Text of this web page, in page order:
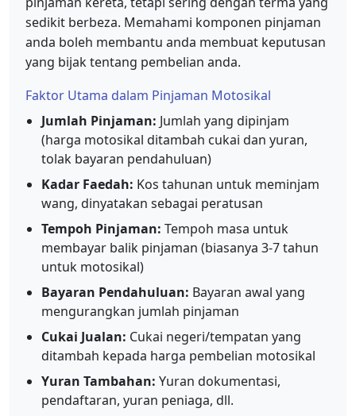
sedikit berbeza. Memahami komponen pinjaman
anda boleh membantu anda membuat keputusan
yang bijak tentang pembelian anda.
Faktor Utama dalam Pinjaman Motosikal
Jumlah Pinjaman: Jumlah yang dipinjam
(harga motosikal ditambah cukai dan yuran,
tolak bayaran pendahuluan)
Kadar Faedah: Kos tahunan untuk meminjam
wang, dinyatakan sebagai peratusan
Tempoh Pinjaman: Tempoh masa untuk
membayar balik pinjaman (biasanya 3-7 tahun
untuk motosikal)
Bayaran Pendahuluan: Bayaran awal yang
mengurangkan jumlah pinjaman
Cukai Jualan: Cukai negeri/tempatan yang
ditambah kepada harga pembelian motosikal
Yuran Tambahan: Yuran dokumentasi,
pendaftaran, yuran peniaga, dll.